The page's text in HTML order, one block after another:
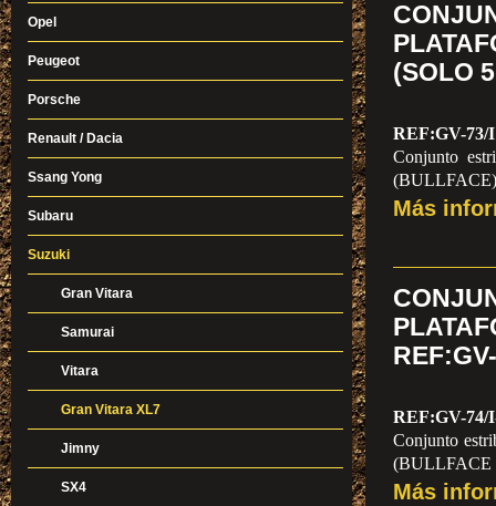
(SOLO
REF:GV-73/I
Conjunto
(BULLFACE)
Más
REF:GV-74/
Conjunto
(BULLFACE
Más
Opel
Peugeot
Porsche
Renault / Dacia
Ssang Yong
Subaru
Suzuki
Gran Vitara
Samurai
Vitara
Gran Vitara XL7
Jimny
SX4